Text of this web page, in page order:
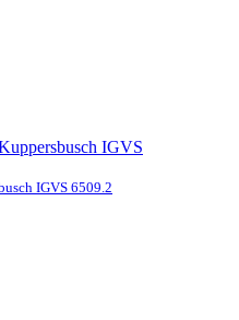
IGVS 6509.2